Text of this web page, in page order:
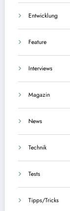
Entwicklung
Feature
Interviews
Magazin
News
Technik
Tests
Tipps/Tricks